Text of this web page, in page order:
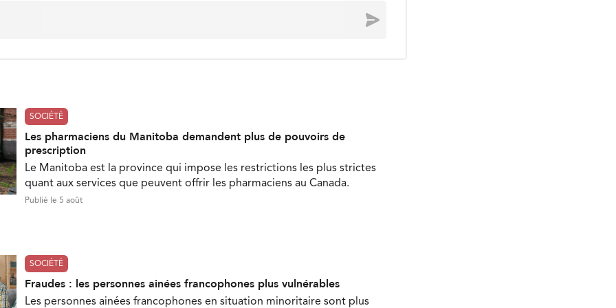
Envoyer
SOCIÉTÉ
Les pharmaciens du Manitoba demandent plus de pouvoirs de
prescription
Le Manitoba est la province qui impose les restrictions les plus strictes
quant aux services que peuvent offrir les pharmaciens au Canada.
Publié le 5 août
SOCIÉTÉ
Fraudes : les personnes ainées francophones plus vulnérables
Les personnes ainées francophones en situation minoritaire sont plus